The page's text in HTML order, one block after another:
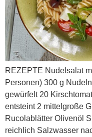
REZEPTE Nudelsalat
Personen) 300 g
gewürfelt 20
entsteint 2 mittelgroße
Rucolablätter Olivenöl
reichlich Salzwasser